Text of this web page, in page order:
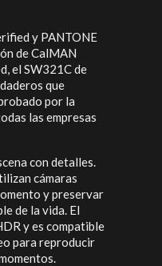
y PANTONE
de CalMAN
el SW321C de
que
por la
las empresas
con detalles.
cámaras
y preservar
de la vida. El
y es compatible
para reproducir